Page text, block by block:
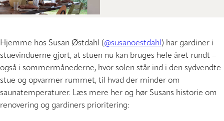
Hjemme hos Susan Østdahl (@susanoestdahl ) har gardiner i
stuevinduerne gjort, at stuen nu kan bruges hele året rundt –
også i sommermånederne, hvor solen står ind i den sydvendte
stue og opvarmer rummet, til hvad der minder om
saunatemperaturer. Læs mere her og hør Susans historie om
renovering og gardiners prioritering: